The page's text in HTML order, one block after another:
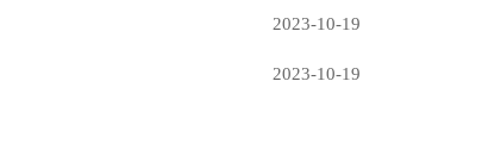
2023-10-19
2023-10-19